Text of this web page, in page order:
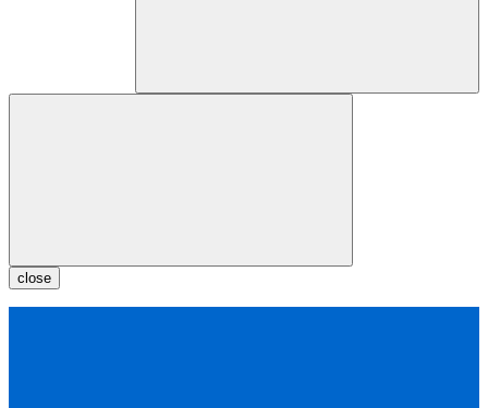
close